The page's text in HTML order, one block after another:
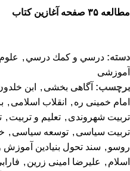
مطالعه ۳۵ صفحه آغازین کتاب
دسته: درسي و كمك درسي ,
آموزشی
برچسب: آگاهی بخشی , ابن
امام خمینی ره , انقلاب اسلامی ,
تربیت شهروندی , تعلیم و تربیت ,
تربیت سیاسی , توسعه سیاسی ,
روسو , سند تحول بنیادین
اسلام , علیرضا امینی زرین ,